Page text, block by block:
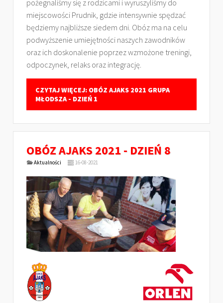
pożegnaliśmy się z rodzicami i wyruszyliśmy do
miejscowości Prudnik, gdzie intensywnie spędzać
będziemy najbliższe siedem dni. Obóz ma na celu
podwyższenie umiejętności naszych zawodników
oraz ich doskonalenie poprzez wzmożone treningi,
odpoczynek, relaks oraz integrację.
CZYTAJ WIĘCEJ: OBÓZ AJAKS 2021 GRUPA
MŁODSZA - DZIEŃ 1
OBÓZ AJAKS 2021 - DZIEŃ 8
Aktualności 16-08-2021